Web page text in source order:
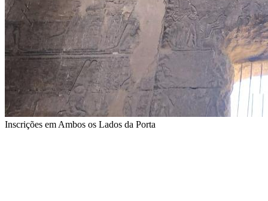
Inscrições em Ambos os Lados da Porta